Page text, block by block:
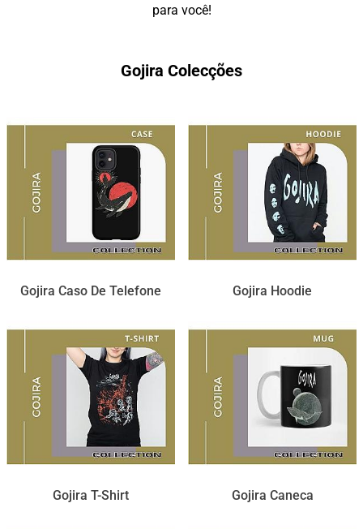
para você!
Gojira Colecções
Gojira Caso De Telefone Gojira Hoodie
Gojira T-Shirt Gojira Caneca